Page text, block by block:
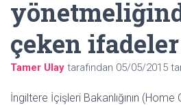
çeken ifadeler
Tamer Ulay tarafından 05/05/2015
İngiltere İçişleri Bakanlığının